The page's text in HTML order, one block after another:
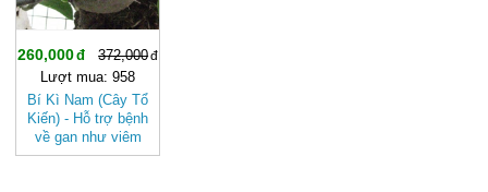
260,000
372,000
Lượt mua: 958
Bí Kì Nam (Cây Tổ
Kiến) - Hỗ trợ bệnh
về gan như viêm
gan, suy gan, vàng